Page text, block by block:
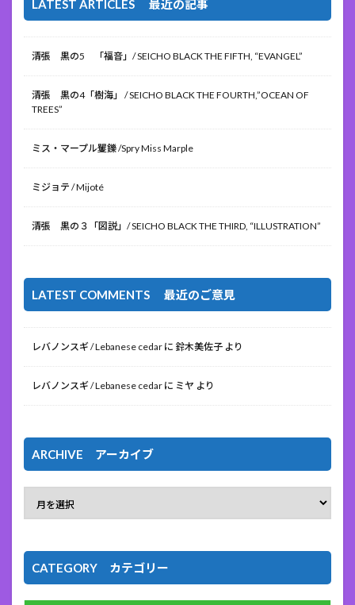
LATEST ARTICLES 最近の記事
清張 黒の5 「福音」/ SEICHO BLACK THE FIFTH, “EVANGEL”
清張 黒の4「樹海」 / SEICHO BLACK THE FOURTH,”OCEAN OF
TREES”
ミス・マープル矍鑠 /Spry Miss Marple
ミジョテ / Mijoté
清張 黒の３「図説」/ SEICHO BLACK THE THIRD, “ILLUSTRATION”
LATEST COMMENTS 最近のご意見
レバノンスギ / Lebanese cedar に 鈴木美佐子 より
レバノンスギ / Lebanese cedar に ミヤ より
ARCHIVE アーカイブ
CATEGORY カテゴリー